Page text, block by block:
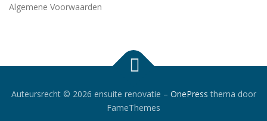
Algemene Voorwaarden
Auteursrecht © 2026 ensuite renovatie – OnePress thema door
FameThemes